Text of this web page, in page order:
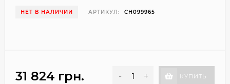
НЕТ В НАЛИЧИИ АРТИКУЛ: CH099965
31 824 грн. - + КУПИТЬ